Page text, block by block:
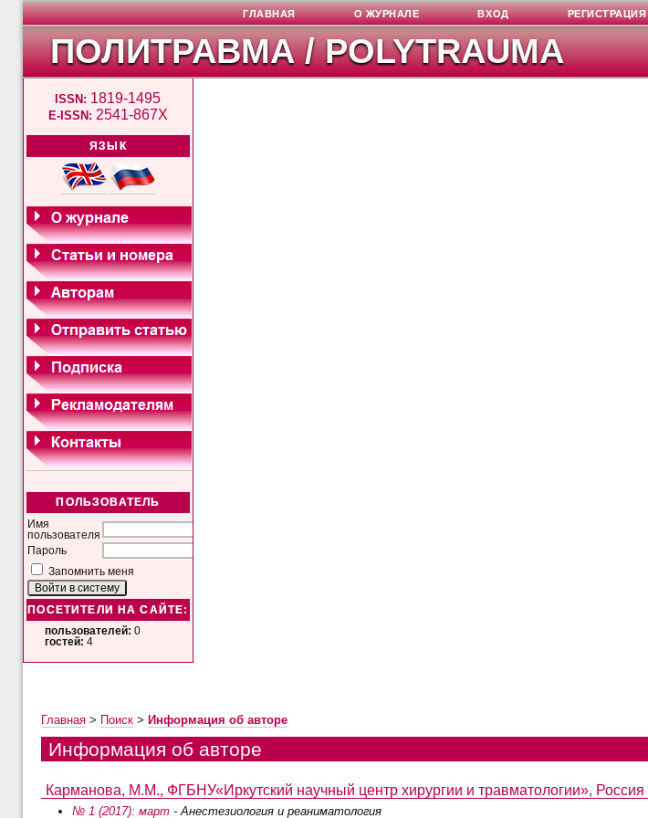
ПОЛИТРАВМА / POLYTRAUMA
ISSN: 1819-1495
E-ISSN: 2541-867X
ЯЗЫК
ПОЛЬЗОВАТЕЛЬ
Имя
пользователя
Пароль
Запомнить меня
ПОСЕТИТЕЛИ НА САЙТЕ:
пользователей: 0
гостей: 4
ГЛАВНАЯ О ЖУРНАЛЕ ВХОД РЕГИСТРАЦИЯ
Главная> Поиск> Информация об авторе
Информация об авторе
Карманова, М.М., ФГБНУ«Иркутский научный центр хирургии и травматологии», Россия
№ 1 (2017): март- Анестезиология и реаниматология